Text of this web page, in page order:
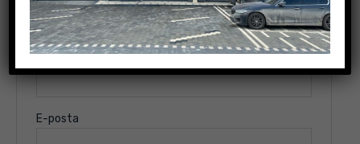
İsim
E-posta